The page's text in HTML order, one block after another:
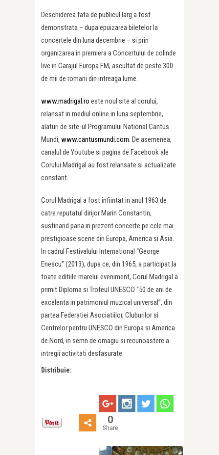
Deschiderea fata de publicul larg a fost
demonstrata – dupa epuizarea biletelor la
concertele din luna decembrie – si prin
organizarea in premiera a Concertului de colinde
live in Garajul Europa FM, ascultat de peste 300
de mii de romani din intreaga lume.
www.madrigal.ro este noul site al corului,
relansat in mediul online in luna septembrie,
alaturi de site-ul Programului National Cantus
Mundi, www.cantusmundi.com. De asemenea,
canalul de Youtube si pagina de Facebook ale
Corului Madrigal au fost relansate si actualizate
constant.
Corul Madrigal a fost infiintat in anul 1963 de
catre reputatul dirijor Marin Constantin,
sustinand pana in prezent concerte pe cele mai
prestigioase scene din Europa, America si Asia.
In cadrul Festivalului International “George
Enescu” (2013), dupa ce, din 1965, a participat la
toate editiile marelui eveniment, Corul Madrigal a
primit Diploma si Trofeul UNESCO “50 de ani de
excelenta in patrimoniul muzical universal”, din
partea Federatiei Asociatiilor, Cluburilor si
Centrelor pentru UNESCO din Europa si America
de Nord, in semn de omagiu si recunoastere a
intregii activitati desfasurate.
Distribuie:
0
Share